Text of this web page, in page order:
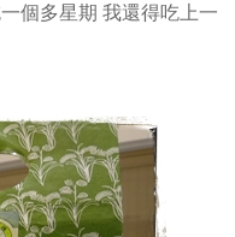
個多星期 我還得吃上一